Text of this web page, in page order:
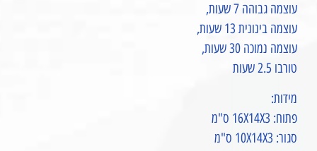
עוצמה גבוהה 7 שעות,
עוצמה בינונית 13 שעות,
עוצמה נמוכה 30 שעות,
טורבו 2.5 שעות
מידות:
פתוח: 16X14X3 ס"מ
סגור: 10X14X3 ס"מ